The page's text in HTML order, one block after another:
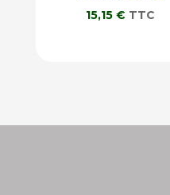
15,15€ TTC